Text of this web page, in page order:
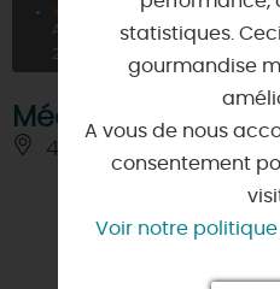
31
AOÛT
À PARTIR DE
10€
Méditation en
45110 - SIGLOY
statistiques.
gourmandise
A vous de nous
consentement
Voir notre